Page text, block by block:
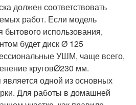
должен соответствовать
работ. Если модель
бытового использования,
будет диск Ø 125
УШМ, чаще всего,
круговØ230 мм.
одной из основных
Для работы в домашней